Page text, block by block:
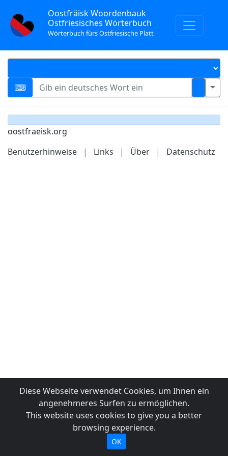
Oostfräisk Woordenbauk
Ostfriesisches Wörterbuch
Wörterbuch fürs Ostfriesische Platt
oostfraeisk.org
Benutzerhinweise
| Links | Über | Datenschutz
Diese Webseite verwendet Cookies, um Ihnen ein
angenehmeres Surfen zu ermöglichen.
This website uses cookies to give you a better
browsing experience.
OK